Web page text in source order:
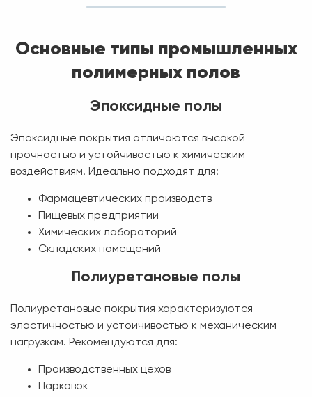
Основные типы промышленных
полимерных полов
Эпоксидные полы
Эпоксидные покрытия отличаются высокой
прочностью и устойчивостью к химическим
воздействиям. Идеально подходят для:
Фармацевтических производств
Пищевых предприятий
Химических лабораторий
Складских помещений
Полиуретановые полы
Полиуретановые покрытия характеризуются
эластичностью и устойчивостью к механическим
нагрузкам. Рекомендуются для:
Производственных цехов
Парковок